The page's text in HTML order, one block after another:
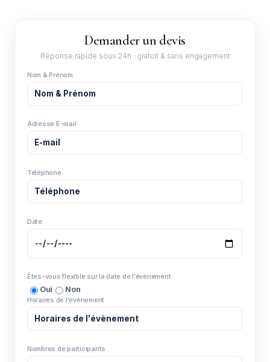
Demander un devis
Réponse rapide sous 24h · gratuit & sans engagement
Nom & Prénom
Adresse E-mail
Téléphone
Date
Êtes-vous flexible sur la date de l'évènement
Oui Non
Horaires de l'évènement
Nombres de participants